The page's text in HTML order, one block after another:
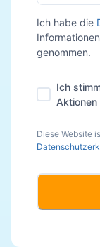
Ich habe die
genommen.
Ich
Diese Website